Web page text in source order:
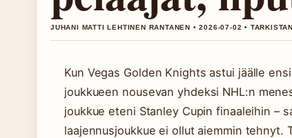
JUHANI MATTI LEHTINEN RANTANEN • 2026-07-02 •
Kun Vegas Golden Knights astui jäälle
joukkueen nousevan yhdeksi NHL:n
joukkue eteni Stanley Cupin finaaleihin –
laajennusjoukkue ei ollut aiemmin tehnyt.